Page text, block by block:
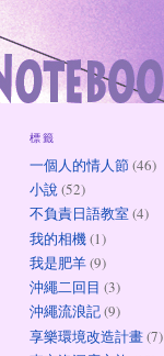
標籤
一個人的情人節 (46)
小說(52)
不負責日語教室 (4)
我的相機(1)
我是肥羊(9)
沖繩二回目 (3)
沖繩流浪記(9)
享樂環境改造計畫(7)